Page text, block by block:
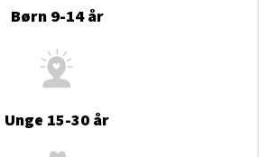
Børn 9-14 år
Unge 15-30 år